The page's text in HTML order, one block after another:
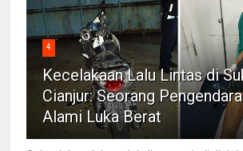
4
Kecelakaan Lalu Lintas di
Cianjur: Seorang
Alami Luka Berat